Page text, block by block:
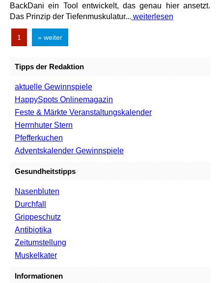
BackDani ein Tool entwickelt, das genau hier ansetzt.
Das Prinzip der Tiefenmuskulatur... weiterlesen
1 » weiter
Tipps der Redaktion
aktuelle Gewinnspiele
HappySpots Onlinemagazin
Feste & Märkte Veranstaltungskalender
Herrnhuter Stern
Pfefferkuchen
Adventskalender Gewinnspiele
Gesundheitstipps
Nasenbluten
Durchfall
Grippeschutz
Antibiotika
Zeitumstellung
Muskelkater
Informationen